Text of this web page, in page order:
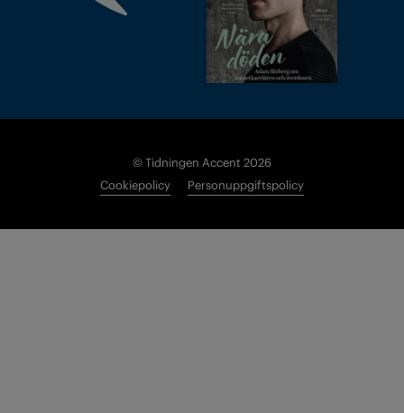
© Tidningen Accent 2026
Cookiepolicy
Personuppgiftspolicy